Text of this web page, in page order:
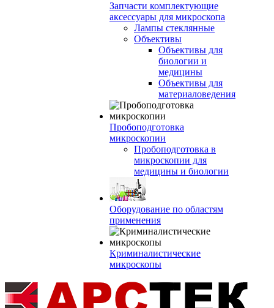
Запчасти комплектующие
аксессуары для микроскопа
Лампы стеклянные
Объективы
Объективы для
биологии и
медицины
Объективы для
материаловедения
Пробоподготовка
микроскопии
Пробоподготовка в
микроскопии для
медицины и биологии
Оборудование по областям
применения
Криминалистические
микроскопы